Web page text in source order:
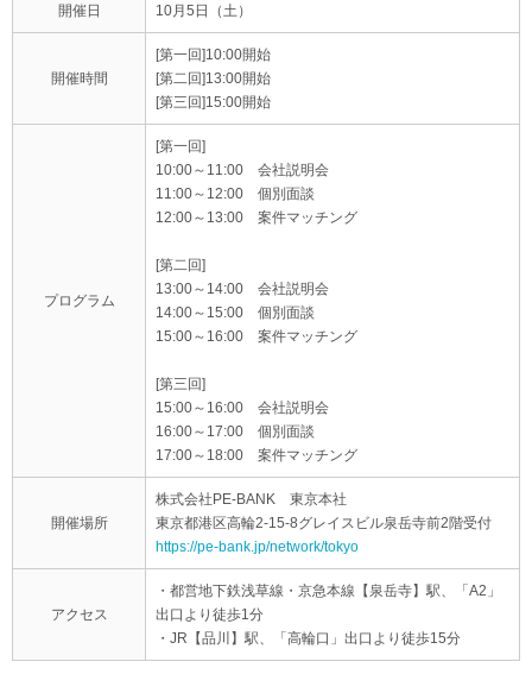
開催日 10月5日（土）
開催時間
[第一回]10:00開始
[第二回]13:00開始
[第三回]15:00開始
プログラム
[第一回]
10:00～11:00 会社説明会
11:00～12:00 個別面談
12:00～13:00 案件マッチング
[第二回]
13:00～14:00 会社説明会
14:00～15:00 個別面談
15:00～16:00 案件マッチング
[第三回]
15:00～16:00 会社説明会
16:00～17:00 個別面談
17:00～18:00 案件マッチング
開催場所
株式会社PE-BANK 東京本社
東京都港区高輪2-15-8グレイスビル泉岳寺前2階受付
https://pe-bank.jp/network/tokyo
アクセス
・都営地下鉄浅草線・京急本線【泉岳寺】駅、「A2」
出口より徒歩1分
・JR【品川】駅、「高輪口」出口より徒歩15分